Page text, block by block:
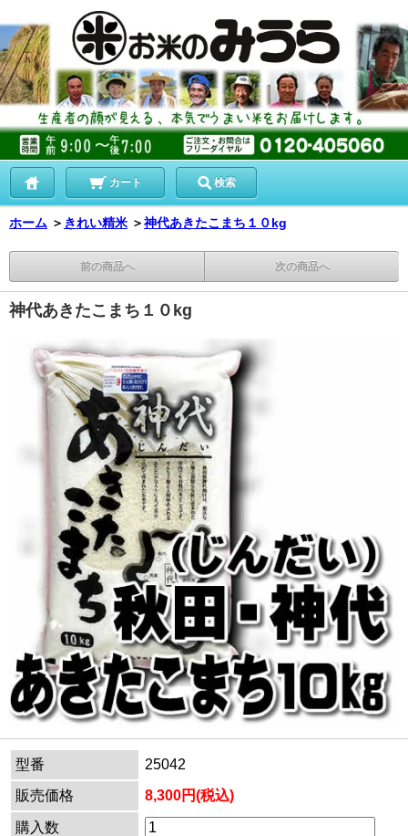
カート 検索
ホーム ＞ きれい精米 ＞神代あきたこまち１０kg
前の商品へ 次の商品へ
神代あきたこまち１０kg
型番
25042
販売価格
8,300円(税込)
購入数